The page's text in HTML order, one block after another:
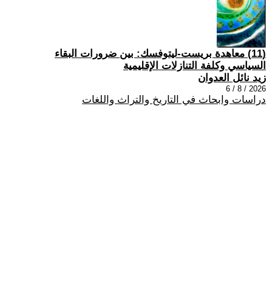
(11) معاهدة بريست-ليتوفسك: بين ضرورات البقاء
السياسي وكلفة التنازلات الإقليمية
زيد نائل العدوان
2026 / 8 / 6
دراسات وابحاث في التاريخ والتراث واللغات